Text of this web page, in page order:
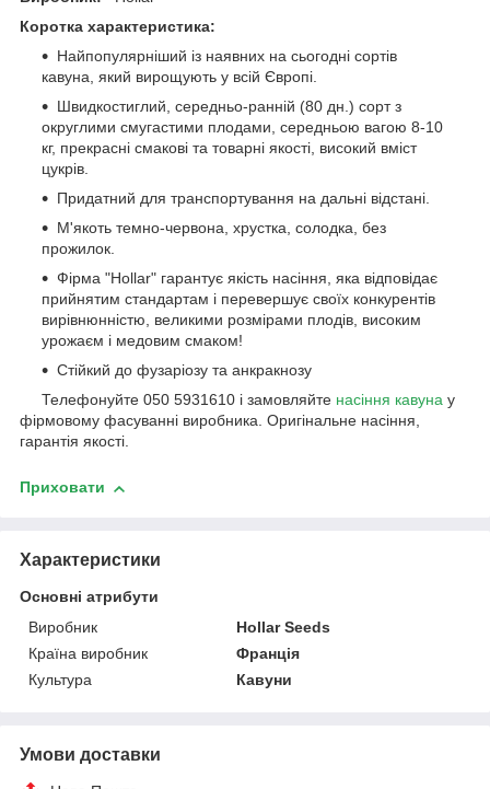
Коротка характеристика:
Найпопулярніший із наявних на сьогодні сортів
кавуна, який вирощують у всій Європі.
Швидкостиглий, середньо-ранній (80 дн.) сорт з
округлими смугастими плодами, середньою вагою 8-10
кг, прекрасні смакові та товарні якості, високий вміст
цукрів.
Придатний для транспортування на дальні відстані.
М'якоть темно-червона, хрустка, солодка, без
прожилок.
Фірма "Hollar" гарантує якість насіння, яка відповідає
прийнятим стандартам і перевершує своїх конкурентів
вирівнюнністю, великими розмірами плодів, високим
урожаєм і медовим смаком!
Стійкий до фузаріозу та анкракнозу
Телефонуйте 050 5931610 і замовляйте насіння кавуна у
фірмовому фасуванні виробника. Оригінальне насіння,
гарантія якості.
Приховати
Характеристики
Основні атрибути
Виробник
Hollar Seeds
Країна виробник
Франція
Культура
Кавуни
Умови доставки